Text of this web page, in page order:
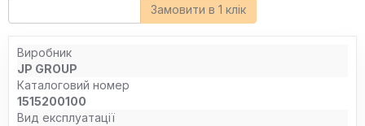
Замовити в 1 клік
Виробник
JP GROUP
Каталоговий номер
1515200100
Вид експлуатації